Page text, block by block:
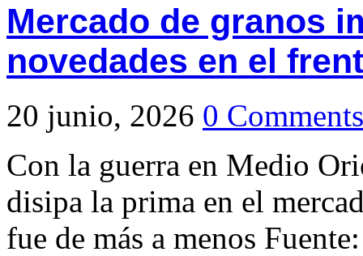
Mercado de granos
novedades en el
20 junio, 2026 0 Comments
Con la guerra en Medio
disipa la prima en el
fue de más a menos